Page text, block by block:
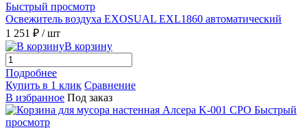
Быстрый просмотр
Освежитель воздуха EXOSUAL EXL1860 автоматический
1 251 ₽ / шт
В корзину
Подробнее
Купить в 1 клик Сравнение
В избранное Под заказ
Быстрый
просмотр